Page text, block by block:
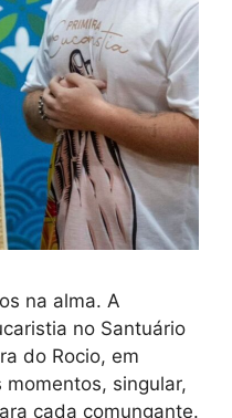
na alma. A
no Santuário
do Rocio, em
singular,
cada comungante.